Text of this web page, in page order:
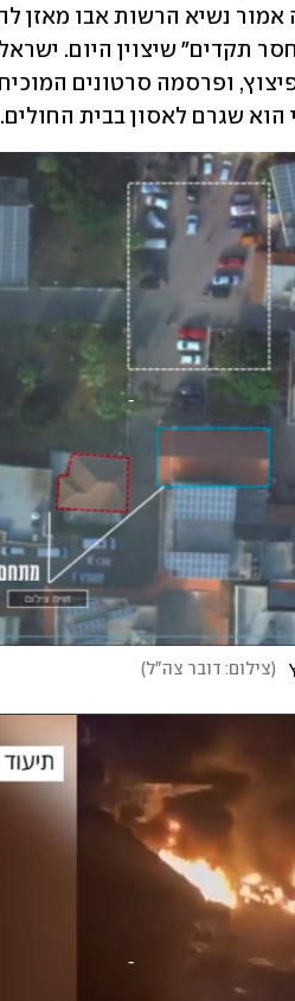
שגרם לאסון בבית החולים.
(צילום: דובר צה"ל)